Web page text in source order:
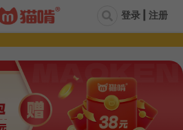
登录 | 注册